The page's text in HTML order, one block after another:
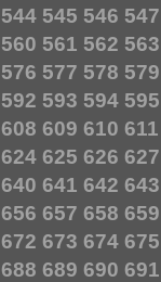
544 545 546 547
560 561 562 563
576 577 578 579
592 593 594 595
608 609 610 611
624 625 626 627
640 641 642 643
656 657 658 659
672 673 674 675
688 689 690 691